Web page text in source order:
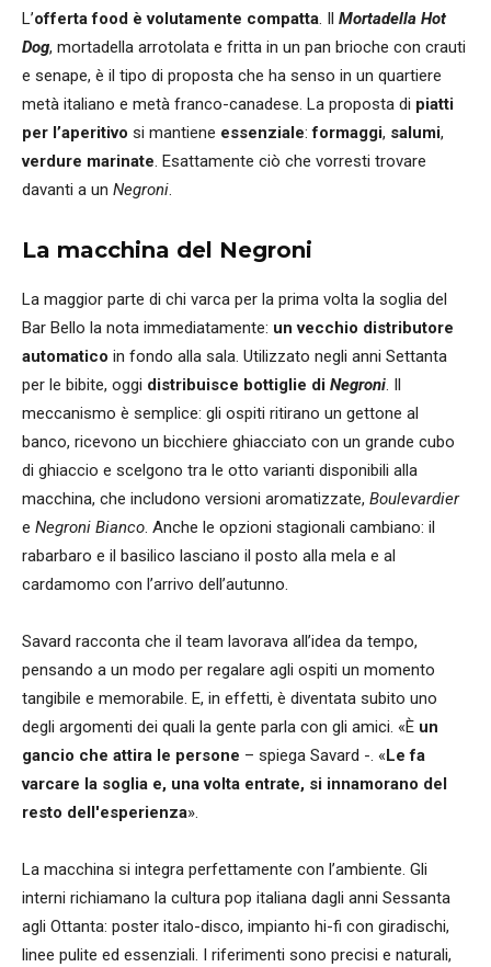
L’offerta food è volutamente compatta. Il Mortadella Hot
Dog, mortadella arrotolata e fritta in un pan brioche con crauti
e senape, è il tipo di proposta che ha senso in un quartiere
metà italiano e metà franco-canadese. La proposta di piatti
per l’aperitivo si mantiene essenziale:formaggi, salumi,
verdure marinate. Esattamente ciò che vorresti trovare
davanti a un Negroni.
La macchina del Negroni
La maggior parte di chi varca per la prima volta la soglia del
Bar Bello la nota immediatamente: un vecchio distributore
automatico in fondo alla sala. Utilizzato negli anni Settanta
per le bibite, oggi distribuisce bottiglie di Negroni. Il
meccanismo è semplice: gli ospiti ritirano un gettone al
banco, ricevono un bicchiere ghiacciato con un grande cubo
di ghiaccio e scelgono tra le otto varianti disponibili alla
macchina, che includono versioni aromatizzate, Boulevardier
e Negroni Bianco. Anche le opzioni stagionali cambiano: il
rabarbaro e il basilico lasciano il posto alla mela e al
cardamomo con l’arrivo dell’autunno.
Savard racconta che il team lavorava all’idea da tempo,
pensando a un modo per regalare agli ospiti un momento
tangibile e memorabile. E, in effetti, è diventata subito uno
degli argomenti dei quali la gente parla con gli amici. «È un
gancio che attira le persone – spiega Savard -. «Le fa
varcare la soglia e, una volta entrate, si innamorano del
resto dell'esperienza».
La macchina si integra perfettamente con l’ambiente. Gli
interni richiamano la cultura pop italiana dagli anni Sessanta
agli Ottanta: poster italo-disco, impianto hi-fi con giradischi,
linee pulite ed essenziali. I riferimenti sono precisi e naturali,